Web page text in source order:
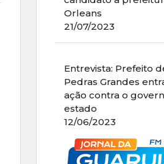
Orleans
21/07/2023
Entrevista: Prefeito
Pedras Grandes
ação contra o
estado
12/06/2023